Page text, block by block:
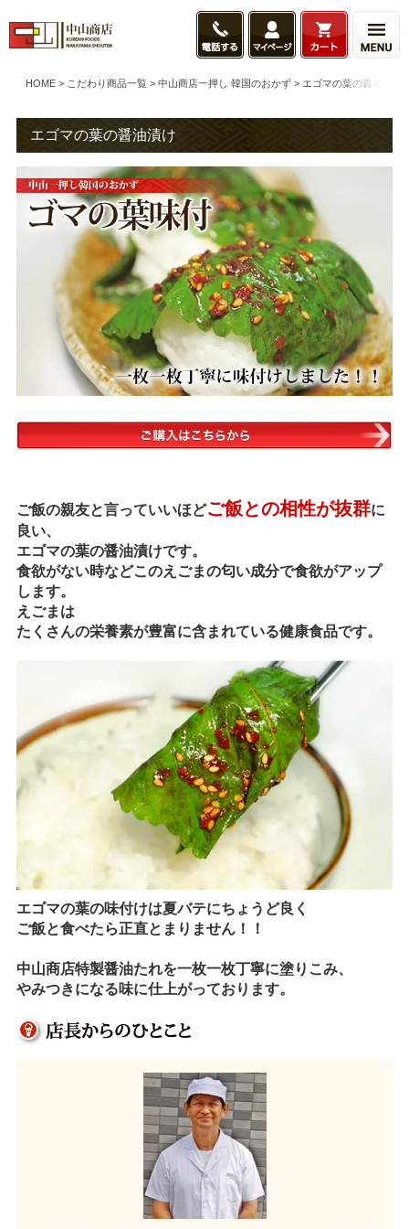
HOME こだわり商品一覧 中山商店一押し 韓国のおかず エゴマの葉の醤油漬け
エゴマの葉の醤油漬け
ご飯の親友と言っていいほどご飯との相性が抜群に
良い、
エゴマの葉の醤油漬けです。
食欲がない時などこのえごまの匂い成分で食欲がアップ
します。
えごまは
たくさんの栄養素が豊富に含まれている健康食品です。
エゴマの葉の味付けは夏バテにちょうど良く
ご飯と食べたら正直とまりません！！
中山商店特製醤油たれを一枚一枚丁寧に塗りこみ、
やみつきになる味に仕上がっております。